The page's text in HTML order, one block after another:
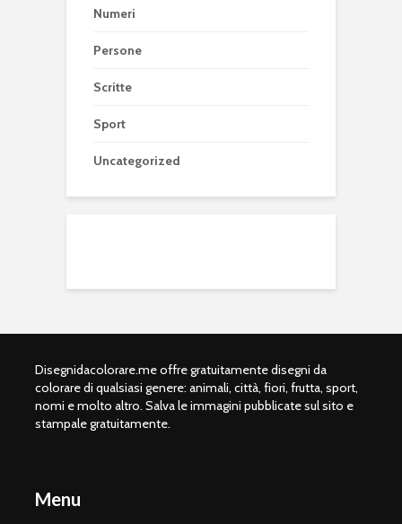
Numeri
Persone
Scritte
Sport
Uncategorized
Disegnidacolorare.me offre gratuitamente disegni da
colorare di qualsiasi genere: animali, città, fiori, frutta, sport,
nomi e molto altro. Salva le immagini pubblicate sul sito e
stampale gratuitamente.
Menu